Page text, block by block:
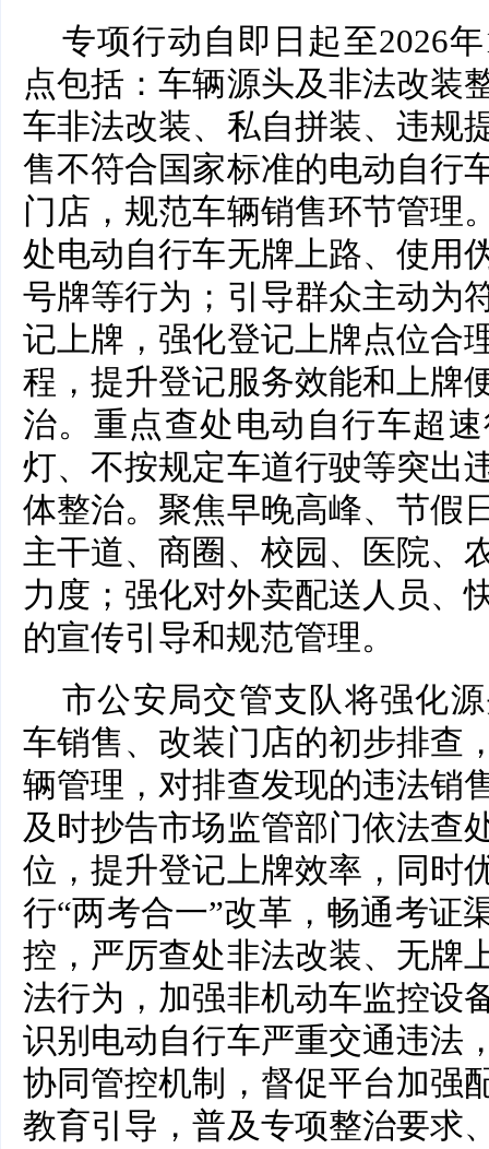
专项行动自即日起至2026
点包括：车辆源头及非法改装
车非法改装、私自拼装、违规
售不符合国家标准的电动自行
门店，规范车辆销售环节管理
处电动自行车无牌上路、使用
号牌等行为；引导群众主动为
记上牌，强化登记上牌点位合
程，提升登记服务效能和上牌
治。重点查处电动自行车超
灯、不按规定车道行驶等突出
体整治。聚焦早晚高峰、节假
主干道、商圈、校园、医院、
力度；强化对外卖配送人员、
的宣传引导和规范管理。
市公安局交管支队将强化
车销售、改装门店的初步排查
辆管理，对排查发现的违法销
及时抄告市场监管部门依法查
位，提升登记上牌效率，同时
行“两考合一”改革，畅通考证
控，严厉查处非法改装、无牌
法行为，加强非机动车监控设
识别电动自行车严重交通违法
协同管控机制，督促平台加强
教育引导，普及专项整治要求